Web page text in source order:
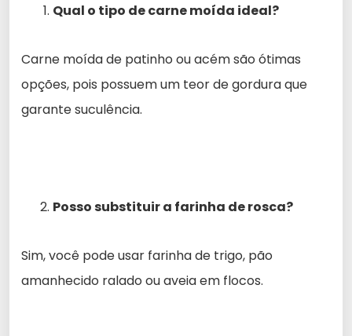
Qual o tipo de carne moída ideal?
Carne moída de patinho ou acém são ótimas
opções, pois possuem um teor de gordura que
garante suculência.
Posso substituir a farinha de rosca?
Sim, você pode usar farinha de trigo, pão
amanhecido ralado ou aveia em flocos.